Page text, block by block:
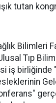
tutan
Bilimleri
Tıp
iş birliğinde